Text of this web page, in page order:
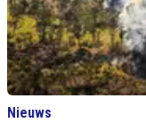
Nieuws